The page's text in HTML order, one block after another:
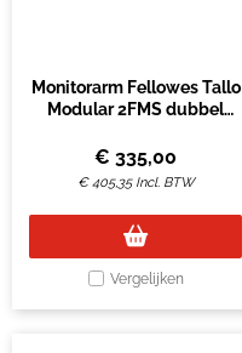
Monitorarm Fellowes Tallo
Modular 2FMS dubbel
€ 335,00
€405,35 Incl. BTW
Vergelijken